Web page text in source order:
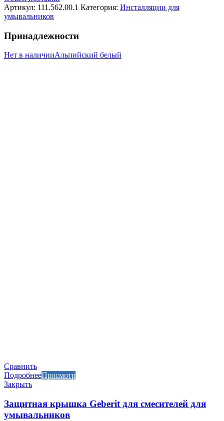
Артикул: 111.562.00.1 Категория: Инсталляции для
умывальников
Принадлежности
Нет в наличииАльпийский белый
Сравнить
ПодробнееПросмотр
Закрыть
Защитная крышка Geberit для смесителей для
умывальников